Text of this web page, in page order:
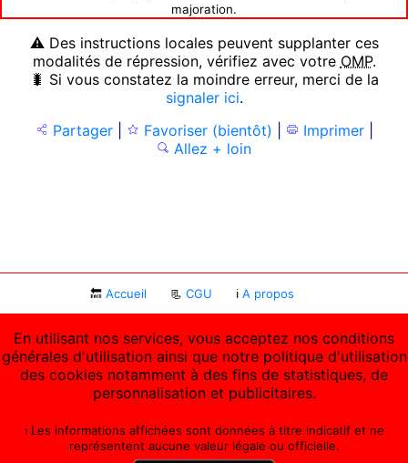
majoration.
⚠ Des instructions locales peuvent supplanter ces
modalités de répression, vérifiez avec votre OMP.
🐛 Si vous constatez la moindre erreur, merci de la
signaler ici.
Partager| Favoriser (bientôt) Imprimer|
Allez + loin
🔙 Accueil 📃 CGU ℹ A propos
En utilisant nos services, vous acceptez nos conditions
générales d'utilisation ainsi que notre politique d'utilisation
des cookies notamment à des fins de statistiques, de
personnalisation et publicitaires.
ℹ️ Les informations affichées sont données à titre indicatif et ne
représentent aucune valeur légale ou officielle.